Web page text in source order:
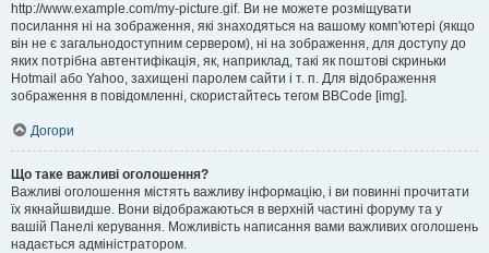
http://www.example.com/my-picture.gif. Ви не можете розміщувати
посилання ні на зображення, які знаходяться на вашому комп'ютері (якщо
він не є загальнодоступним сервером), ні на зображення, для доступу до
яких потрібна автентифікація, як, наприклад, такі як поштові скриньки
Hotmail або Yahoo, захищені паролем сайти і т. п. Для відображення
зображення в повідомленні, скористайтесь тегом BBCode [img].
Догори
Що таке важливі оголошення?
Важливі оголошення містять важливу інформацію, і ви повинні прочитати
їх якнайшвидше. Вони відображаються в верхній частині форуму та у
вашій Панелі керування. Можливість написання вами важливих оголошень
надається адміністратором.